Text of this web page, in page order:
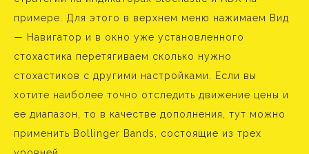
примере. Для этого в верхнем меню нажимаем Вид
— Навигатор и в окно уже установленного
стохастика перетягиваем сколько нужно
стохастиков с другими настройками. Если вы
хотите наиболее точно отследить движение цены и
ее диапазон, то в качестве дополнения, тут можно
применить Bollinger Bands, состоящие из трех